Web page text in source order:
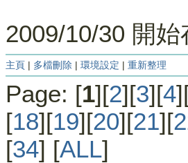
2009/10/30 開
主頁 | 多檔刪除 | 環境設定 | 重新整理
Page: [1][2][3][4
[18][19][20][21][
[34] [ALL]